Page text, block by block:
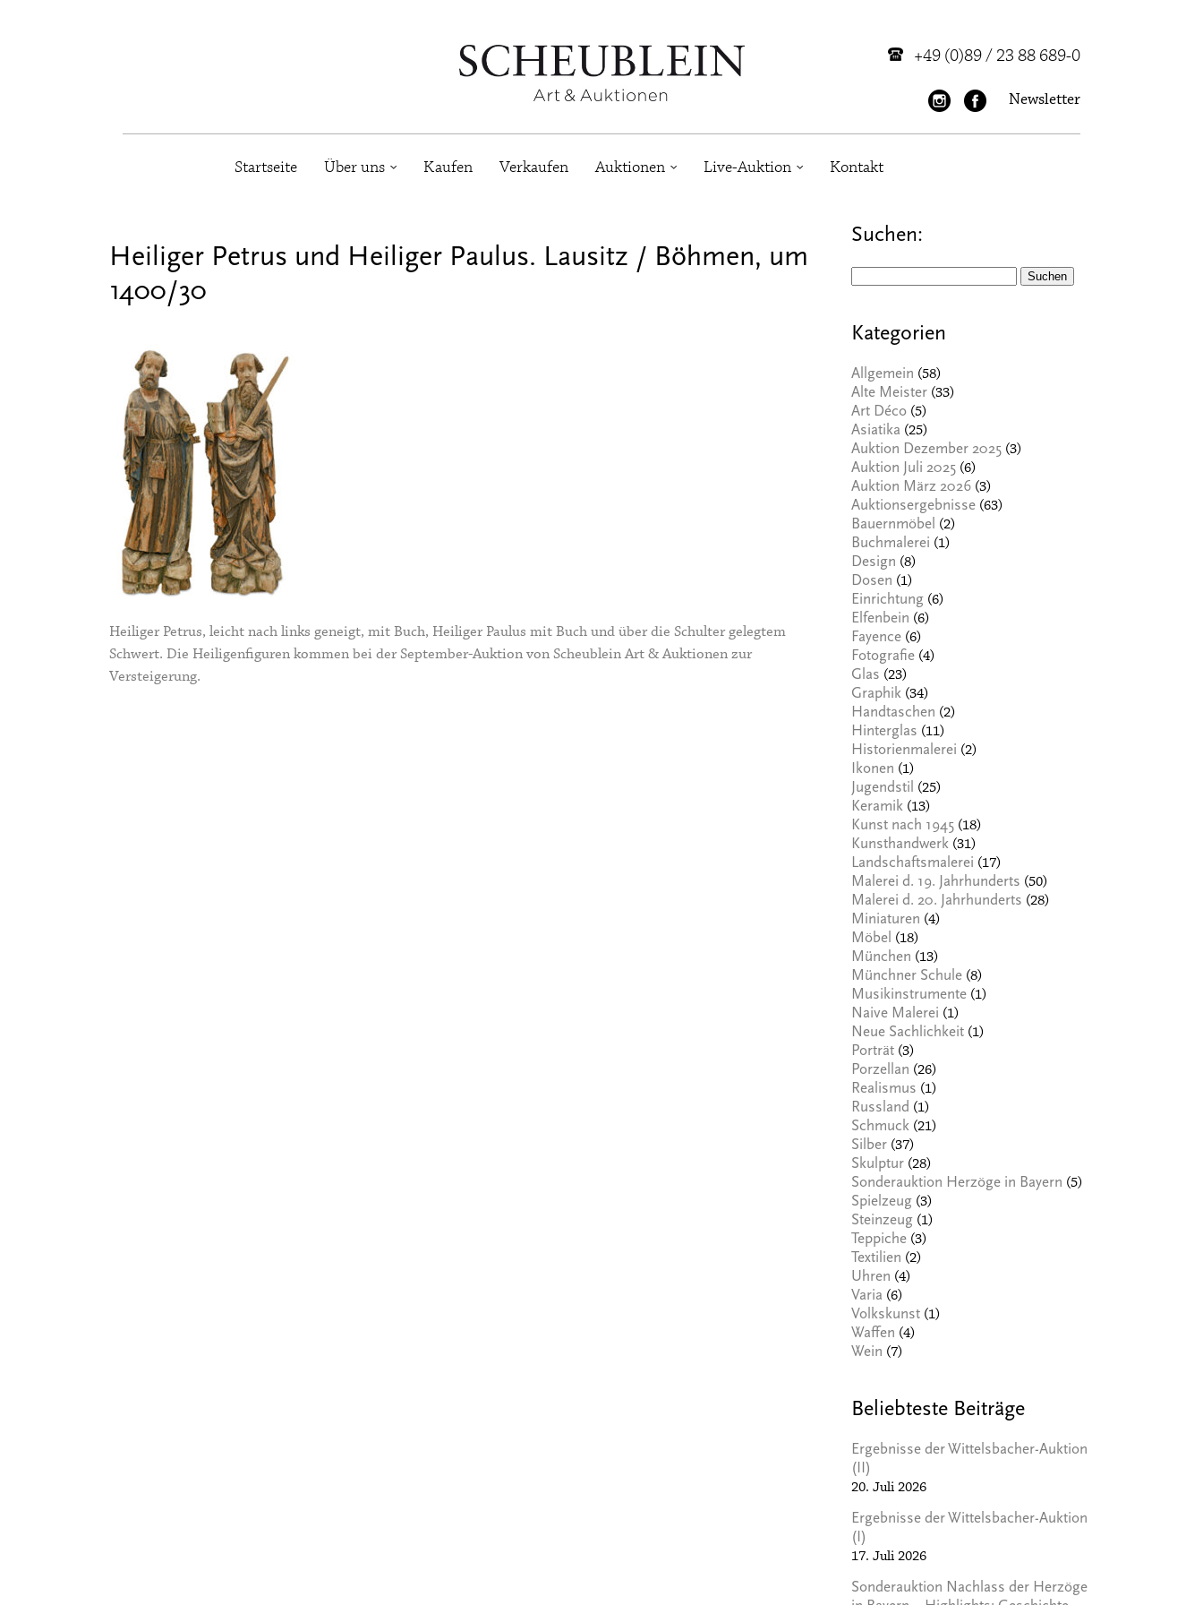
+49 (0)89 / 23 88 689-0
Newsletter
Startseite Über uns Kaufen Verkaufen Auktionen Live-Auktion Kontakt
Heiliger Petrus und Heiliger Paulus. Lausitz / Böhmen, um
1400/30
Heiliger Petrus, leicht nach links geneigt, mit Buch, Heiliger Paulus mit Buch und über die Schulter gelegtem
Schwert. Die Heiligenfiguren kommen bei der September-Auktion von Scheublein Art & Auktionen zur
Versteigerung.
Suchen:
Kategorien
Allgemein (58)
Alte Meister (33)
Art Déco (5)
Asiatika (25)
Auktion Dezember 2025 (3)
Auktion Juli 2025 (6)
Auktion März 2026 (3)
Auktionsergebnisse (63)
Bauernmöbel (2)
Buchmalerei (1)
Design (8)
Dosen (1)
Einrichtung (6)
Elfenbein (6)
Fayence (6)
Fotografie (4)
Glas (23)
Graphik (34)
Handtaschen (2)
Hinterglas (11)
Historienmalerei (2)
Ikonen (1)
Jugendstil (25)
Keramik (13)
Kunst nach 1945 (18)
Kunsthandwerk (31)
Landschaftsmalerei (17)
Malerei d. 19. Jahrhunderts (50)
Malerei d. 20. Jahrhunderts (28)
Miniaturen (4)
Möbel (18)
München (13)
Münchner Schule (8)
Musikinstrumente (1)
Naive Malerei (1)
Neue Sachlichkeit (1)
Porträt (3)
Porzellan (26)
Realismus (1)
Russland (1)
Schmuck (21)
Silber (37)
Skulptur (28)
Sonderauktion Herzöge in Bayern (5)
Spielzeug (3)
Steinzeug (1)
Teppiche (3)
Textilien (2)
Uhren (4)
Varia (6)
Volkskunst (1)
Waffen (4)
Wein (7)
Beliebteste Beiträge
Ergebnisse der Wittelsbacher-Auktion
(II)
20. Juli 2026
Ergebnisse der Wittelsbacher-Auktion
(I)
17. Juli 2026
Sonderauktion Nachlass der Herzöge